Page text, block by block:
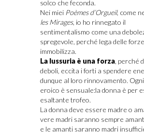
solco che feconda.
Nei miei Poèmes d’Orgueil, come
les Mirages, io ho rinnegato il
sentimentalismo come una
spregevole, perché lega delle
immobilizza.
La lussuria è una forza, perché
deboli, eccita i forti a spendere
dunque al loro rinnovamento.
eroico è sensuale:la donna è per
esaltante trofeo.
La donna deve essere madre o
vere madri saranno sempre
e le amanti saranno madri